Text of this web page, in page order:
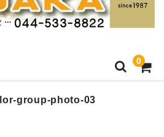
0
group-photo-03